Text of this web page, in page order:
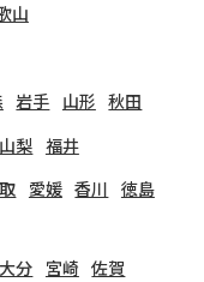
山
岩手 山形 秋田
山梨 福井
愛媛 香川 徳島
大分 宮崎 佐賀